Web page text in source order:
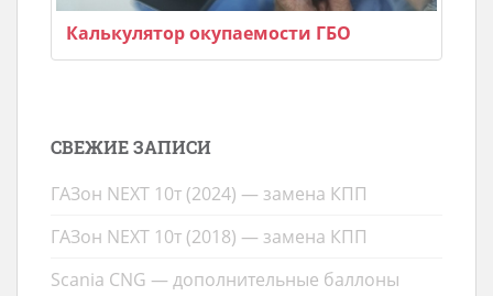
Калькулятор окупаемости ГБО
СВЕЖИЕ ЗАПИСИ
ГАЗон NEXT 10т (2024) — замена КПП
ГАЗон NEXT 10т (2018) — замена КПП
Scania CNG — дополнительные баллоны